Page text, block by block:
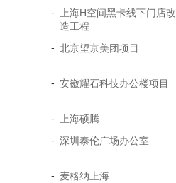
-
上海H空间黑卡线下门店改
造工程
- 北京望京美团项目
- 安徽耀石科技办公楼项目
- 上海硕腾
- 深圳泰伦广场办公室
- 麦格纳上海